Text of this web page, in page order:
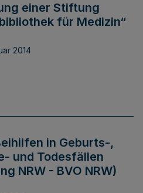
einer Stiftung
für Medizin“
2014
in Geburts-,
und Todesfällen
NRW - BVO NRW)